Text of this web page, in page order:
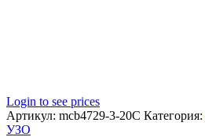
Login to see prices
Артикул: mcb4729-3-20C Категория:
УЗО